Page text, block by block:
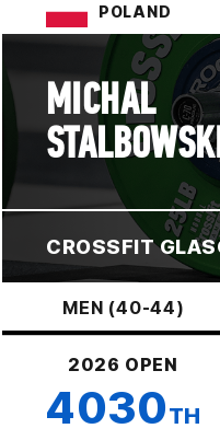
POLAND
MICHAL
CROSSFIT
MEN (40-44)
2026 OPEN
4030TH